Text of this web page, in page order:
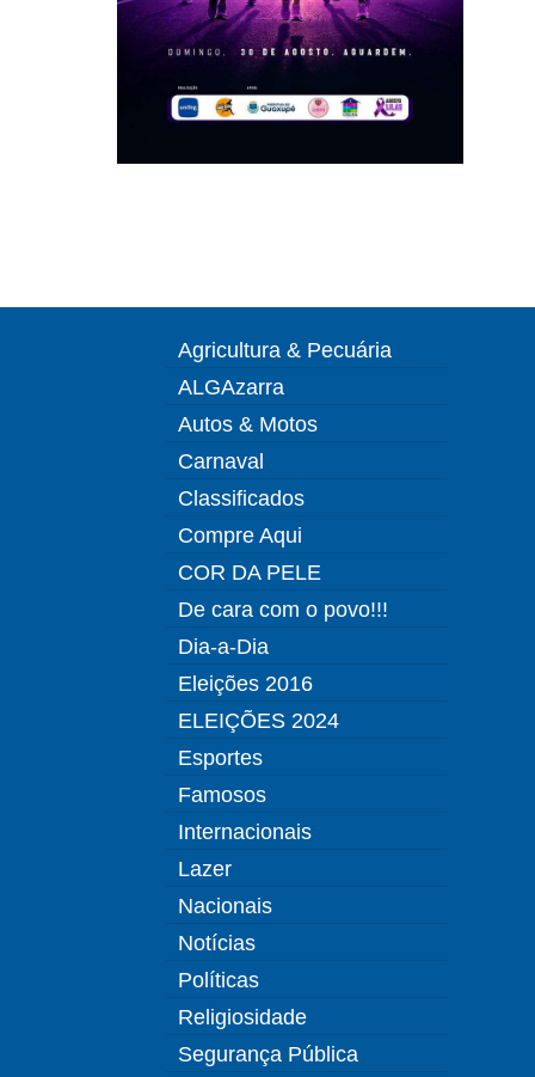
Agricultura & Pecuária
ALGAzarra
Autos & Motos
Carnaval
Classificados
Compre Aqui
COR DA PELE
De cara com o povo!!!
Dia-a-Dia
Eleições 2016
ELEIÇÕES 2024
Esportes
Famosos
Internacionais
Lazer
Nacionais
Notícias
Políticas
Religiosidade
Segurança Pública